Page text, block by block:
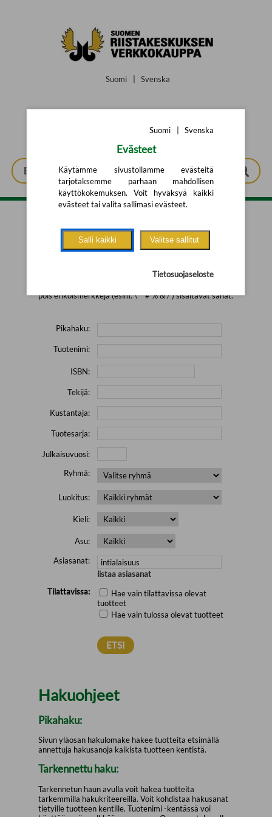
Suomi Svenska
Tarkennettu haku
pois erikoismerkkejä (esim. \' " # % & / ) sisältävät sanat.
Pikahaku:
Tuotenimi:
ISBN:
Tekijä:
Kustantaja:
Tuotesarja:
Julkaisuvuosi:
Ryhmä:
Luokitus:
Kieli:
Asu:
Asiasanat:
listaa asiasanat
Tilattavissa:
Hae vain tilattavissa olevat
tuotteet
Hae vain tulossa olevat tuotteet
Hakuohjeet
Pikahaku:
Sivun yläosan hakulomake hakee tuotteita etsimällä
annettuja hakusanoja kaikista tuotteen kentistä.
Tarkennettu haku:
Tarkennetun haun avulla voit hakea tuotteita
tarkemmilla hakukriteereillä. Voit kohdistaa hakusanat
tietyille tuotteen kentille. Tuotenimi -kentässä voi
Suomi Svenska
Evästeet
Käytämme sivustollamme evästeitä
tarjotaksemme parhaan mahdollisen
käyttökokemuksen. Voit hyväksyä kaikki
evästeet tai valita sallimasi evästeet.
Salli kaikki Valitse sallitut
Tietosuojaseloste